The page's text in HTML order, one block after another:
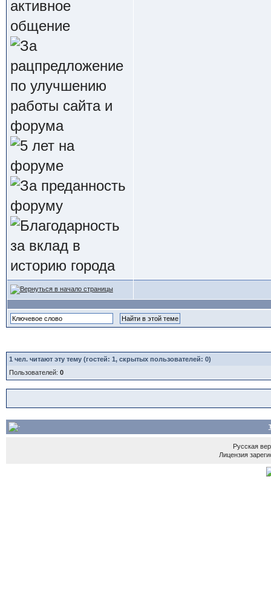
1 чел. читают эту тему (гостей: 1, скрытых пользователей: 0)
Пользователей: 0
Русская
Лицензия